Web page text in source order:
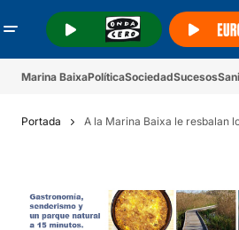
Marina BaixaPolíticaSociedadSucesos
Portada A la Marina Baixa le resbalan